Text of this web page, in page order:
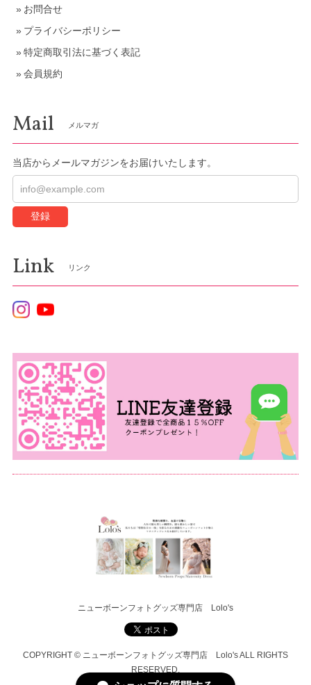
お問合せ
プライバシーポリシー
特定商取引法に基づく表記
会員規約
Mail メルマガ
当店からメールマガジンをお届けいたします。
登録
Link リンク
ニューボーンフォトグッズ専門店 Lolo's
COPYRIGHT © ニューボーンフォトグッズ専門店 Lolo's ALL RIGHTS
RESERVED.